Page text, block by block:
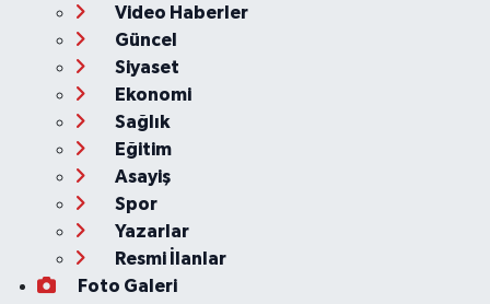
Video Haberler
Güncel
Siyaset
Ekonomi
Sağlık
Eğitim
Asayiş
Spor
Yazarlar
Resmi İlanlar
Foto Galeri